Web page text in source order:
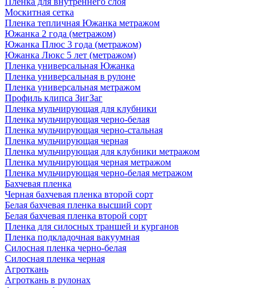
Москитная сетка
Пленка тепличная Южанка метражом
Южанка 2 года (метражом)
Южанка Плюс 3 года (метражом)
Южанка Люкс 5 лет (метражом)
Пленка универсальная Южанка
Пленка универсальная в рулоне
Пленка универсальная метражом
Профиль клипса ЗигЗаг
Пленка мульчирующая для клубники
Пленка мульчирующая черно-белая
Пленка мульчирующая черно-стальная
Пленка мульчирующая черная
Пленка мульчирующая для клубники метражом
Пленка мульчирующая черная метражом
Пленка мульчирующая черно-белая метражом
Бахчевая пленка
Черная бахчевая пленка второй сорт
Белая бахчевая пленка высший сорт
Белая бахчевая пленка второй сорт
Пленка для силосных траншей и курганов
Пленка подкладочная вакуумная
Силосная пленка черно-белая
Силосная пленка черная
Агроткань
Агроткань в рулонах